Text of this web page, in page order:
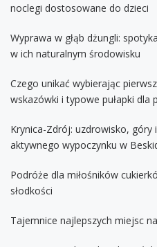
noclegi dostosowane do dzieci
Wyprawa w głąb dżungli:
w ich naturalnym środowisku
Czego unikać wybierając
wskazówki i typowe pułapki dla
Krynica-Zdrój: uzdrowisko,
aktywnego wypoczynku w
Podróże dla miłośników
słodkości
Tajemnice najlepszych miejsc